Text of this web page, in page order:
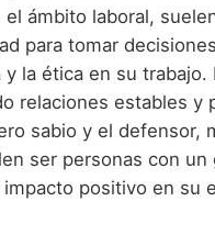
el ámbito laboral,
para tomar
la ética en su trabajo.
relaciones estables y
sabio y el defensor,
ser personas con
positivo en su